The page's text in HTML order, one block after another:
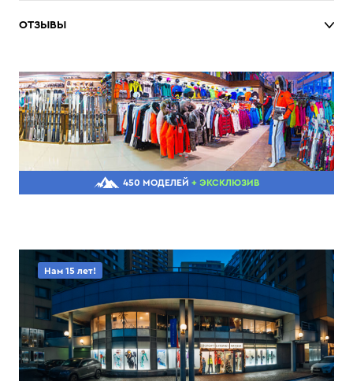
ОТЗЫВЫ
450 МОДЕЛЕЙ + ЭКСКЛЮЗИВ
Нам 15 лет!